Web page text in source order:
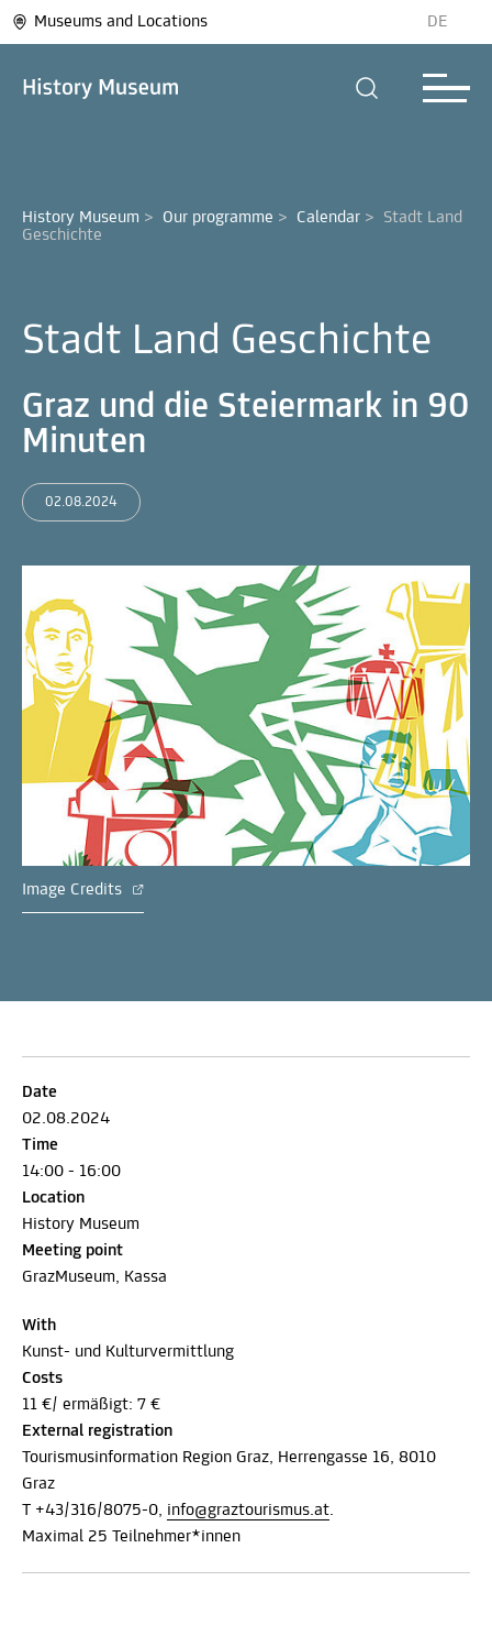
Museums and Locations DE
History Museum > Our programme > Calendar > Stadt Land
Geschichte
Stadt Land Geschichte
Graz und die Steiermark in 90
Minuten
02.08.2024
Image Credits
Date
02.08.2024
Time
14:00 - 16:00
Location
History Museum
Meeting point
GrazMuseum, Kassa
With
Kunst- und Kulturvermittlung
Costs
11 €/ ermäßigt: 7 €
External registration
Tourismusinformation Region Graz, Herrengasse 16, 8010
Graz
T +43/316/8075-0, info@graztourismus.at.
Maximal 25 Teilnehmer*innen